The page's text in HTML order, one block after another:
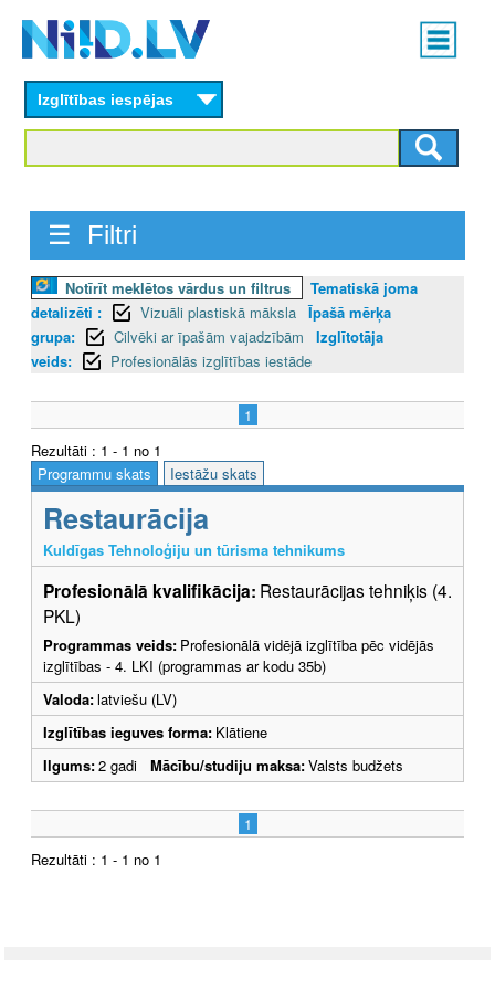
content
Main
menu
Izglītības iespējas
☰ Filtri
Notīrīt meklētos vārdus un filtrus
Tematiskā joma
detalizēti :
Vizuāli plastiskā māksla Īpašā mērķa
grupa:
Cilvēki ar īpašām vajadzībām
Izglītotāja
veids:
Profesionālās izglītības iestāde
1
Rezultāti : 1 - 1 no 1
Programmu skats
Iestāžu skats
Restaurācija
Kuldīgas Tehnoloģiju un tūrisma tehnikums
Profesionālā kvalifikācija: Restaurācijas tehniķis (4.
PKL)
Programmas veids: Profesionālā vidējā izglītība pēc vidējās
izglītības - 4. LKI (programmas ar kodu 35b)
Valoda:latviešu (LV)
Izglītības ieguves forma: Klātiene
Ilgums:2 gadi Mācību/studiju maksa:Valsts budžets
1
Rezultāti : 1 - 1 no 1